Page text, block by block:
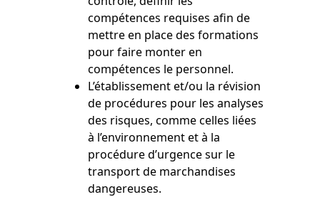
compétences requises afin de
mettre en place des formations
pour faire monter en
compétences le personnel.
L’établissement et/ou la révision
de procédures pour les analyses
des risques, comme celles liées
à l’environnement et à la
procédure d’urgence sur le
transport de marchandises
dangereuses.